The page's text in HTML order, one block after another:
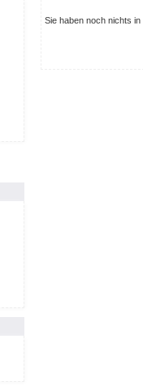
Sie haben noch nichts